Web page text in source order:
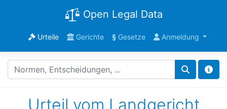
Open Legal Data
Urteile Gerichte §Gesetze Anmeldung
Urteil vom Landgericht